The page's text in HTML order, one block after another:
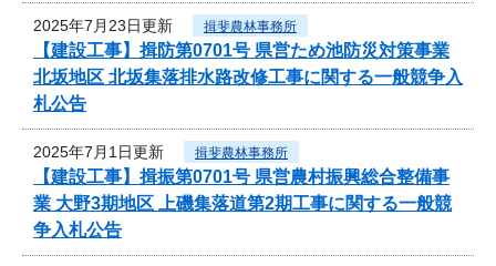
2025年7月23日更新 揖斐農林事務所
【建設工事】揖防第0701号 県営ため池防災対策事業
北坂地区 北坂集落排水路改修工事に関する一般競争入
札公告
2025年7月1日更新 揖斐農林事務所
【建設工事】揖振第0701号 県営農村振興総合整備事
業 大野3期地区 上磯集落道第2期工事に関する一般競
争入札公告